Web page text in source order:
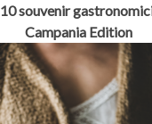
10 souvenir
Campania Edition